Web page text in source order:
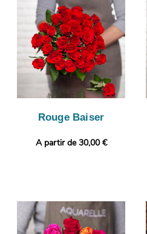
Rouge Baiser
A partir de 30,00 €